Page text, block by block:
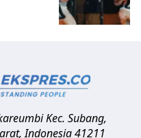
Kec. Subang,
,Indonesia41211